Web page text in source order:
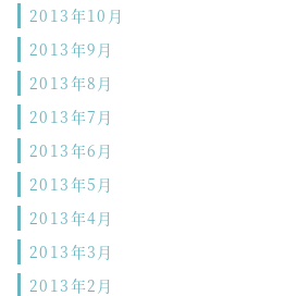
2013年10月
2013年9月
2013年8月
2013年7月
2013年6月
2013年5月
2013年4月
2013年3月
2013年2月